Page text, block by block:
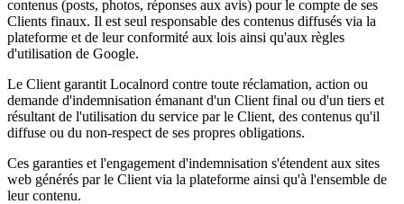
contenus (posts, photos, réponses aux avis) pour le compte de ses
Clients finaux. Il est seul responsable des contenus diffusés via la
plateforme et de leur conformité aux lois ainsi qu'aux règles
d'utilisation de Google.
Le Client garantit Localnord contre toute réclamation, action ou
demande d'indemnisation émanant d'un Client final ou d'un tiers et
résultant de l'utilisation du service par le Client, des contenus qu'il
diffuse ou du non-respect de ses propres obligations.
Ces garanties et l'engagement d'indemnisation s'étendent aux sites
web générés par le Client via la plateforme ainsi qu'à l'ensemble de
leur contenu.